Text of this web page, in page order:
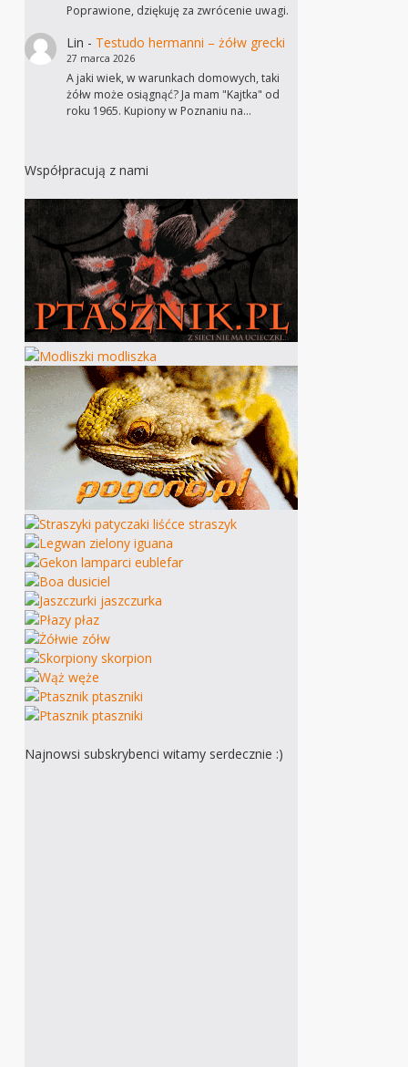
Poprawione, dziękuję za zwrócenie uwagi.
Lin - Testudo hermanni – żółw grecki
27 marca 2026
A jaki wiek, w warunkach domowych, taki
żółw może osiągnąć? Ja mam "Kajtka" od
roku 1965. Kupiony w Poznaniu na…
Współpracują z nami
Najnowsi subskrybenci witamy serdecznie :)